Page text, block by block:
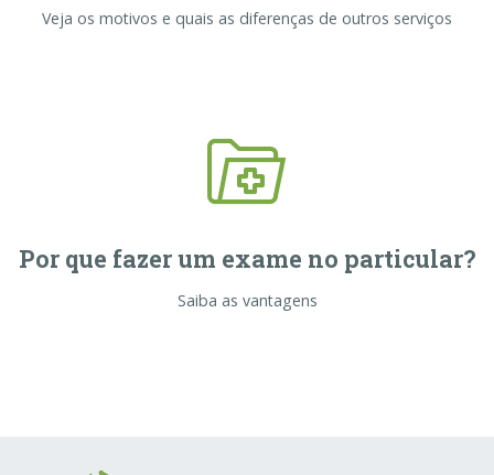
Veja os motivos e quais as diferenças de outros serviços
Por que fazer um exame no particular?
Saiba as vantagens